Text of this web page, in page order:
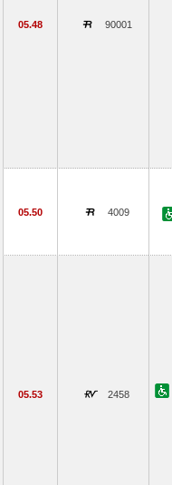
05.48 90001
05.50 4009
05.53 2458